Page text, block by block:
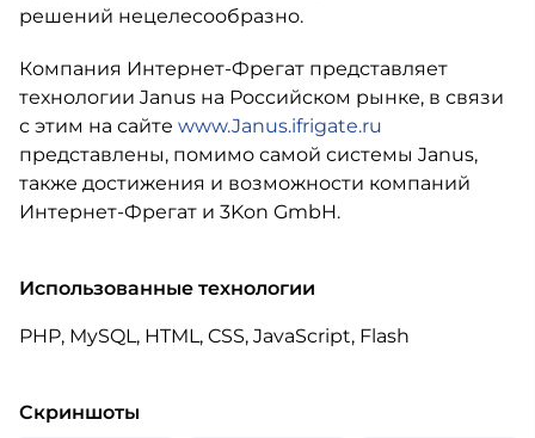
решений нецелесообразно.
Компания Интернет-Фрегат представляет
технологии Janus на Российском рынке, в связи
с этим на сайте www.Janus.ifrigate.ru
представлены, помимо самой системы Janus,
также достижения и возможности компаний
Интернет-Фрегат и 3Kon GmbH.
Использованные технологии
PHP, MySQL, HTML, CSS, JavaScript, Flash
Скриншоты